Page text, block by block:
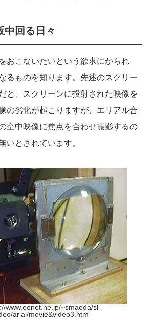
中回る日々
おこないたいという欲求にかられ
るものを知ります。先述のスクリー
と、スクリーンに投射された映像を
の劣化が起こりますが、エリアル合
空中映像に焦点を合わせ撮影するの
いとされています。
www.eonet.ne.jp/~smaeda/sl-
arial/movie&video3.htm